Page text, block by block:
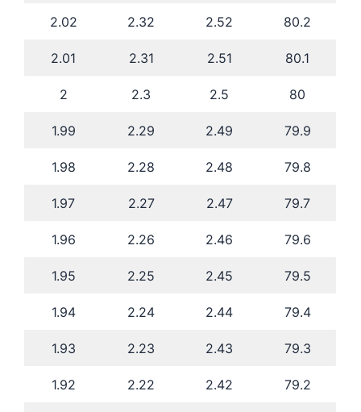
2.02 2.32 2.52 80.2
2.01 2.31 2.51 80.1
2 2.3 2.5 80
1.99 2.29 2.49 79.9
1.98 2.28 2.48 79.8
1.97 2.27 2.47 79.7
1.96 2.26 2.46 79.6
1.95 2.25 2.45 79.5
1.94 2.24 2.44 79.4
1.93 2.23 2.43 79.3
1.92 2.22 2.42 79.2